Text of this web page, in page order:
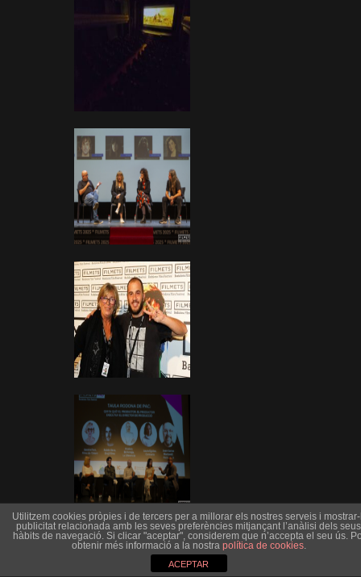
Utilitzem cookies pròpies i de tercers per a millorar els nostres serveis i
publicitat relacionada amb les seves preferències mitjançant l’anàlisi dels seus
hàbits de navegació. Si clicar "aceptar", considerem que n’accepta el seu ús.
obtenir més informació a la nostra política de cookies.
ACEPTAR